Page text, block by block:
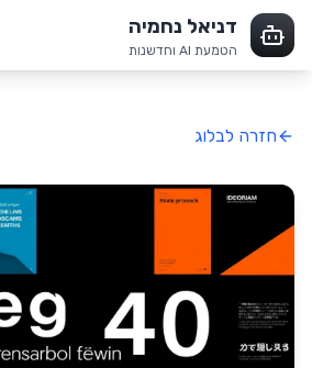
דניאל נחמיה
הטמעת AI וחדשנות
חזרה לבלוג